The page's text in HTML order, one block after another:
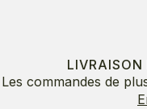
LIVRAISON
Les commandes de